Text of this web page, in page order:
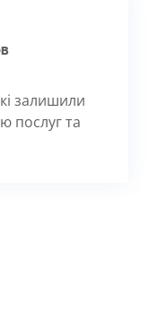
залишили
послуг та